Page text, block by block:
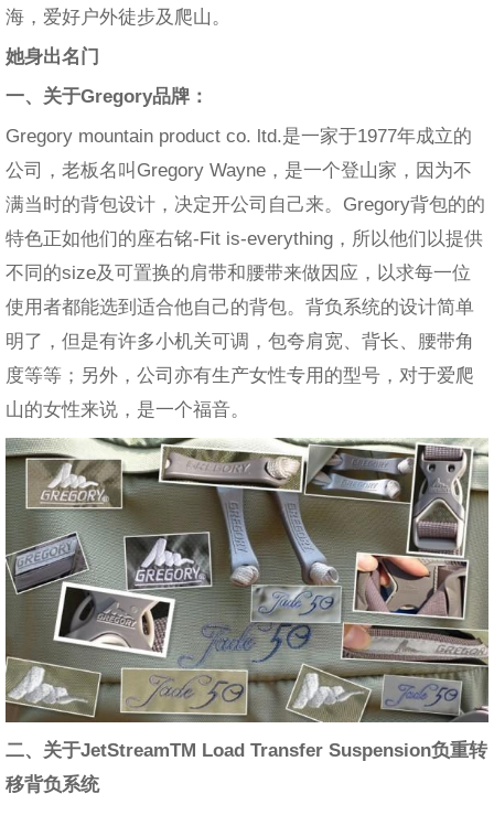
海，爱好户外徒步及爬山。
她身出名门
一、关于Gregory品牌：
Gregory mountain product co. ltd.是一家于1977年成立的
公司，老板名叫Gregory Wayne，是一个登山家，因为不
满当时的背包设计，决定开公司自己来。Gregory背包的的
特色正如他们的座右铭-Fit is-everything，所以他们以提供
不同的size及可置换的肩带和腰带来做因应，以求每一位
使用者都能选到适合他自己的背包。背负系统的设计简单
明了，但是有许多小机关可调，包夸肩宽、背长、腰带角
度等等；另外，公司亦有生产女性专用的型号，对于爱爬
山的女性来说，是一个福音。
二、关于JetStreamTM Load Transfer Suspension负重转
移背负系统